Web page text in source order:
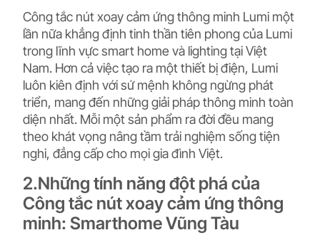
Công tắc nút xoay cảm ứng thông minh Lumi một
lần nữa khẳng định tinh thần tiên phong của Lumi
trong lĩnh vực smart home và lighting tại Việt
Nam. Hơn cả việc tạo ra một thiết bị điện, Lumi
luôn kiên định với sứ mệnh không ngừng phát
triển, mang đến những giải pháp thông minh toàn
diện nhất. Mỗi một sản phẩm ra đời đều mang
theo khát vọng nâng tầm trải nghiệm sống tiện
nghi, đẳng cấp cho mọi gia đình Việt.
2.Những tính năng đột phá của
Công tắc nút xoay cảm ứng thông
minh: Smarthome Vũng Tàu